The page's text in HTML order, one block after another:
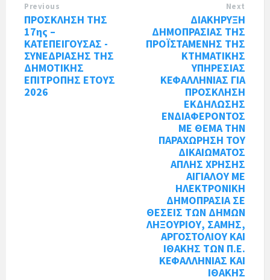
Previous
ΠΡΟΣΚΛΗΣΗ ΤΗΣ
17ης –
ΚΑΤΕΠΕΙΓΟΥΣΑΣ -
ΣΥΝΕΔΡΙΑΣΗΣ ΤΗΣ
ΔΗΜΟΤΙΚΗΣ
ΕΠΙΤΡΟΠΗΣ ΕΤΟΥΣ
2026
Next
ΔΙΑΚΗΡΥΞΗ
ΔΗΜΟΠΡΑΣΙΑΣ ΤΗΣ
ΠΡΟΪΣΤΑΜΕΝΗΣ ΤΗΣ
ΚΤΗΜΑΤΙΚΗΣ
ΥΠΗΡΕΣΙΑΣ
ΚΕΦΑΛΛΗΝΙΑΣ ΓΙΑ
ΠΡΟΣΚΛΗΣΗ
ΕΚΔΗΛΩΣΗΣ
ΕΝΔΙΑΦΕΡΟΝΤΟΣ
ΜΕ ΘΕΜΑ ΤΗΝ
ΠΑΡΑΧΩΡΗΣΗ ΤΟΥ
ΔΙΚΑΙΩΜΑΤΟΣ
ΑΠΛΗΣ ΧΡΗΣΗΣ
ΑΙΓΙΑΛΟΥ ΜΕ
ΗΛΕΚΤΡΟΝΙΚΗ
ΔΗΜΟΠΡΑΣΙΑ ΣΕ
ΘΕΣΕΙΣ ΤΩΝ ΔΗΜΩΝ
ΛΗΞΟΥΡΙΟΥ, ΣΑΜΗΣ,
ΑΡΓΟΣΤΟΛΙΟΥ ΚΑΙ
ΙΘΑΚΗΣ ΤΩΝ Π.Ε.
ΚΕΦΑΛΛΗΝΙΑΣ ΚΑΙ
ΙΘΑΚΗΣ